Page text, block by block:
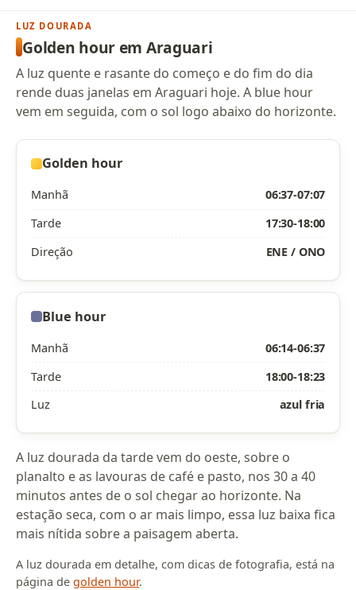
LUZ DOURADA
Golden hour em Araguari
A luz quente e rasante do começo e do fim do dia
rende duas janelas em Araguari hoje. A blue hour
vem em seguida, com o sol logo abaixo do horizonte.
Golden hour
Manhã
06:37-07:07
Tarde
17:30-18:00
Direção
ENE / ONO
Blue hour
Manhã
06:14-06:37
Tarde
18:00-18:23
Luz
azul fria
A luz dourada da tarde vem do oeste, sobre o
planalto e as lavouras de café e pasto, nos 30 a 40
minutos antes de o sol chegar ao horizonte. Na
estação seca, com o ar mais limpo, essa luz baixa fica
mais nítida sobre a paisagem aberta.
A luz dourada em detalhe, com dicas de fotografia, está na
página degolden hour.